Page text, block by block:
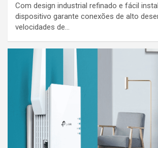
Com design industrial refinado e fácil
dispositivo garante conexões de alto
velocidades de…